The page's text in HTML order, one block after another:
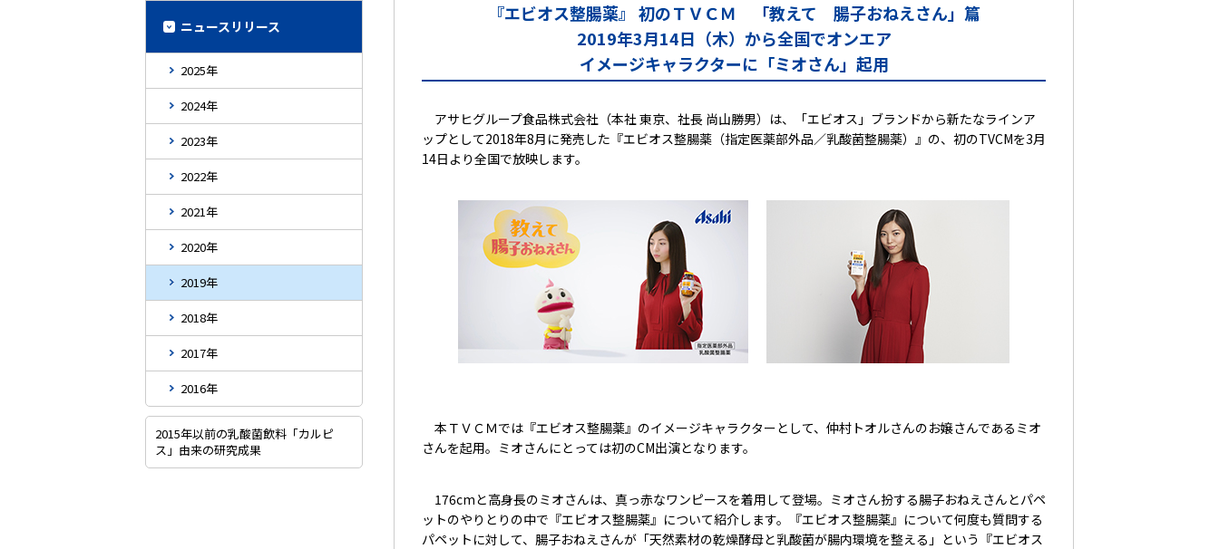
ニュースリリース
2025年
2024年
2023年
2022年
2021年
2020年
2019年
2018年
2017年
2016年
2015年以前の乳酸菌飲料「カルピ
ス」由来の研究成果
『エビオス整腸薬』 初のＴＶＣＭ 「教えて 腸子おねえさん」篇
2019年3月14日（木）から全国でオンエア
イメージキャラクターに「ミオさん」起用
アサヒグループ食品株式会社（本社 東京、社長 尚山勝男）は、「エビオス」ブランドから新たなラインア
ップとして2018年8月に発売した『エビオス整腸薬（指定医薬部外品／乳酸菌整腸薬）』の、初のTVCMを3月
14日より全国で放映します。
本ＴＶＣＭでは『エビオス整腸薬』のイメージキャラクターとして、仲村トオルさんのお嬢さんであるミオ
さんを起用。ミオさんにとっては初のCM出演となります。
176cmと高身長のミオさんは、真っ赤なワンピースを着用して登場。ミオさん扮する腸子おねえさんとパペ
ットのやりとりの中で『エビオス整腸薬』について紹介します。『エビオス整腸薬』について何度も質問する
パペットに対して、腸子おねえさんが「天然素材の乾燥酵母と乳酸菌が腸内環境を整える」という『エビオス